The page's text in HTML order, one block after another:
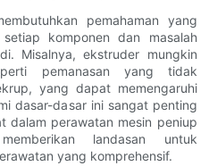
pemahaman yang
komponen dan masalah
Misalnya, ekstruder mungkin
pemanasan yang tidak
yang dapat memengaruhi
dasar-dasar ini sangat penting
dalam perawatan mesin peniup
landasan untuk
yang komprehensif.